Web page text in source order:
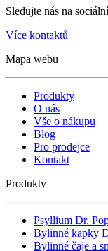
Sledujte nás na
Více kontaktů
Mapa webu
Produkty
O nás
Vše o nákupu
Blog
Pro prodejce
Kontakt
Produkty
Psyllium Dr.
Bylinné kapky
Bylinné čaje a